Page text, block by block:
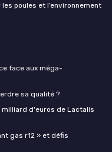
poules et l’environnement
face aux méga-
sa qualité ?
d'euros de Lactalis
gas r12 » et défis